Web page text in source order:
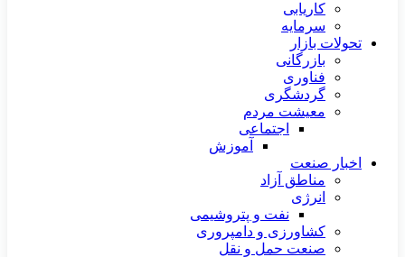
کاریابی
سرمایه
تحولات بازار
بازرگانی
فناوری
گردشگری
معیشت مردم
اجتماعی
آموزش
اخبار صنعت
مناطق آزاد
انرژی
نفت و پتروشیمی
کشاورزی و دامپروری
صنعت حمل و نقل